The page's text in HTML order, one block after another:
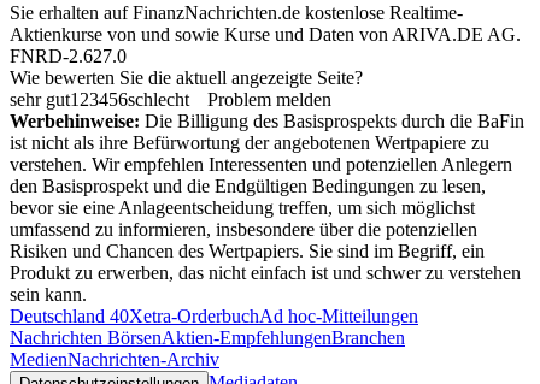
Sie erhalten auf FinanzNachrichten.de kostenlose Realtime-
Aktienkurse von und sowie Kurse und Daten von ARIVA.DE AG.
FNRD-2.627.0
Wie bewerten Sie die aktuell angezeigte Seite?
sehr gut1 23456schlecht
Problem melden
Werbehinweise: Die Billigung des Basisprospekts durch die BaFin
ist nicht als ihre Befürwortung der angebotenen Wertpapiere zu
verstehen. Wir empfehlen Interessenten und potenziellen Anlegern
den Basisprospekt und die Endgültigen Bedingungen zu lesen,
bevor sie eine Anlageentscheidung treffen, um sich möglichst
umfassend zu informieren, insbesondere über die potenziellen
Risiken und Chancen des Wertpapiers. Sie sind im Begriff, ein
Produkt zu erwerben, das nicht einfach ist und schwer zu verstehen
sein kann.
Deutschland 40Xetra-OrderbuchAd hoc-Mitteilungen
Nachrichten BörsenAktien-EmpfehlungenBranchen
MedienNachrichten-Archiv